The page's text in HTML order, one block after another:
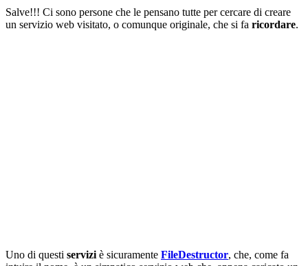
Salve!!! Ci sono persone che le pensano tutte per cercare di creare
un servizio web visitato, o comunque originale, che si fa ricordare.
Uno di questi servizi è sicuramente FileDestructor, che, come fa